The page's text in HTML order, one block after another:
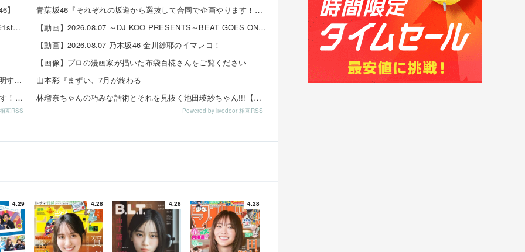
】
【日向坂46】 かほりん、ありのままの姿・・・【藤嶌果歩1st写真集】
【悲報】小川と川﨑のインタビューの内容、ガチで意味不明すぎる
青葉坂46『それぞれの坂道から選抜して合同で企画やります！』←これが最悪だよな
互RSS
青葉坂46『それぞれの坂道から選抜して合同で企画やります！』←これが最悪だよな 他
【動画】2026.08.07 ～DJ KOO PRESENTS～BEAT GOES ON 【鈴木佑捺 (乃木坂46)】
【動画】2026.08.07 乃木坂46 金川紗耶のイマレコ！
【画像】プロの漫画家が描いた布袋百椛さんをご覧ください
山本彩『まずい、7月が終わる
林瑠奈ちゃんの巧みな話術とそれを見抜く池田瑛紗ちゃん!!!【乃木坂46】
Powered by livedoor 相互RSS
4.29 4.28 4.28 4.28